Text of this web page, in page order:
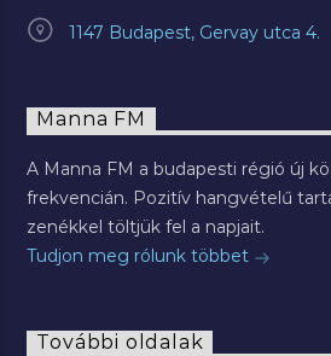
1147 Budapest, Gervay utca 4.
Manna FM
A Manna FM a budapesti régió új
frekvencián. Pozitív hangvételű
zenékkel töltjük fel a napjait.
Tudjon meg rólunk többet
További oldalak